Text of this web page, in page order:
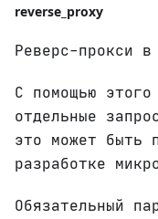
reverse_proxy
Реверс-прокси
С помощью этого
отдельные
это может быть
разработке
Обязательный